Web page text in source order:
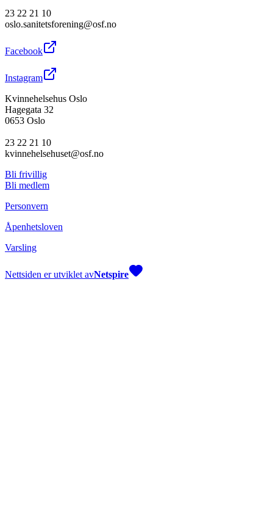
23 22 21 10
oslo.sanitetsforening@osf.no
Facebook
Instagram
Kvinnehelsehus Oslo
Hagegata 32
0653 Oslo
23 22 21 10
kvinnehelsehuset@osf.no
Bli frivillig
Bli medlem
Personvern
Åpenhetsloven
Varsling
Nettsiden er utviklet avNetspire